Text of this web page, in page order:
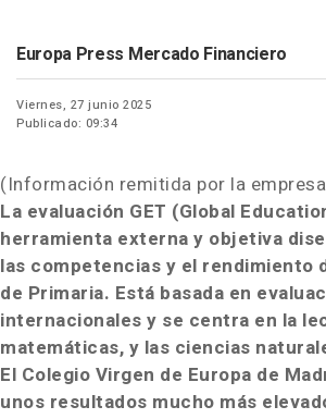
Europa Press Mercado Financiero
Viernes, 27 junio 2025
Publicado: 09:34
(Información remitida por la
La evaluación GET (Global
herramienta externa y objetiva
las competencias y el rendimiento
de Primaria. Está basada en
internacionales y se centra en la
matemáticas, y las ciencias
El Colegio Virgen de Europa de
unos resultados mucho más